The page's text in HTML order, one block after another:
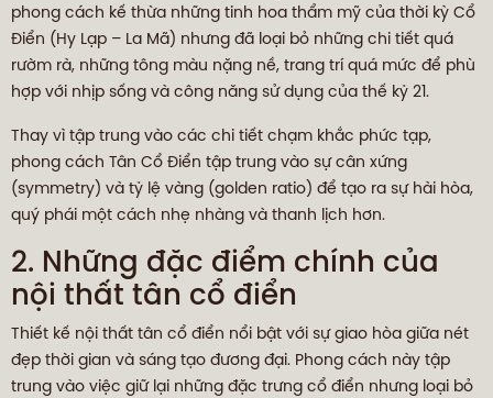
phong cách kế thừa những tinh hoa thẩm mỹ của thời kỳ Cổ
Điển (Hy Lạp – La Mã) nhưng đã loại bỏ những chi tiết quá
rườm rà, những tông màu nặng nề, trang trí quá mức để phù
hợp với nhịp sống và công năng sử dụng của thế kỷ 21.
Thay vì tập trung vào các chi tiết chạm khắc phức tạp,
phong cách Tân Cổ Điển tập trung vào sự cân xứng
(symmetry) và tỷ lệ vàng (golden ratio) để tạo ra sự hài hòa,
quý phái một cách nhẹ nhàng và thanh lịch hơn.
2. Những đặc điểm chính của
nội thất tân cổ điển
Thiết kế nội thất tân cổ điển nổi bật với sự giao hòa giữa nét
đẹp thời gian và sáng tạo đương đại. Phong cách này tập
trung vào việc giữ lại những đặc trưng cổ điển nhưng loại bỏ